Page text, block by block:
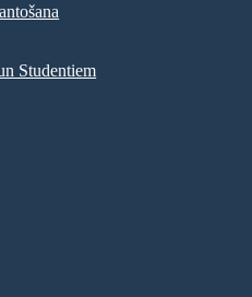
Studentiem